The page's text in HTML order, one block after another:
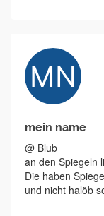
mein name
@ Blub
an den Spiegeln
Die haben
und nicht halöb